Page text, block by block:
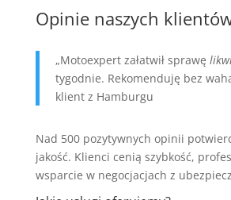
Opinie naszych
„Motoexpert załatwił sprawę
tygodnie. Rekomenduję bez
klient z Hamburgu
Nad 500 pozytywnych opinii
jakość. Klienci cenią szybkość,
wsparcie w negocjacjach z